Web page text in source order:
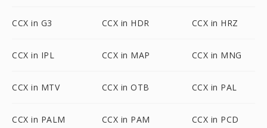
CCX in G3 CCX in HDR CCX in HRZ
CCX in IPL CCX in MAP CCX in MNG
CCX in MTV CCX in OTB CCX in PAL
CCX in PALM CCX in PAM CCX in PCD